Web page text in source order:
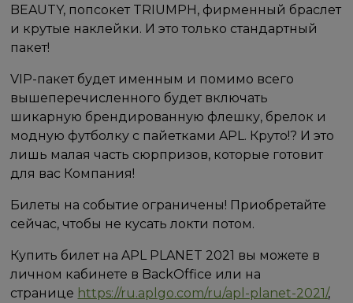
BEAUTY, попсокет TRIUMPH, фирменный браслет
и крутые наклейки. И это только стандартный
пакет!
VIP-пакет будет именным и помимо всего
вышеперечисленного будет включать
шикарную брендированную флешку, брелок и
модную футболку с пайетками APL. Круто!? И это
лишь малая часть сюрпризов, которые готовит
для вас Компания!
Билеты на событие ограничены! Приобретайте
сейчас, чтобы не кусать локти потом.
Купить билет на APL PLANET 2021 вы можете в
личном кабинете в BackOffice или на
странице https://ru.aplgo.com/ru/apl-planet-2021/,